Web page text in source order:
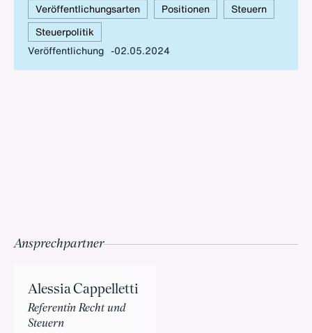
Abstimmung mit der betrieblichen Praxis digitaltauglich
ausgestaltet wird.
Veröffentlichungsarten Positionen
Steuern
Steuerpolitik
Veröffentlichung
02.05.2024
Ansprechpartner
Alessia Cappelletti
Referentin Recht und
Steuern